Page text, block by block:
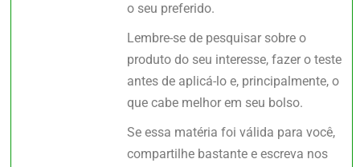
o seu preferido.
Lembre-se de pesquisar sobre o
produto do seu interesse, fazer o teste
antes de aplicá-lo e, principalmente, o
que cabe melhor em seu bolso.
Se essa matéria foi válida para você,
compartilhe bastante e escreva nos